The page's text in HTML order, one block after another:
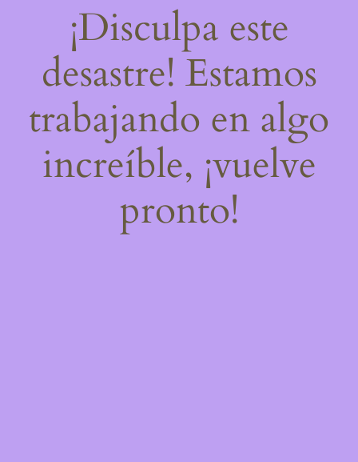
¡Disculpa este
desastre! Estamos
trabajando en algo
increíble, ¡vuelve
pronto!